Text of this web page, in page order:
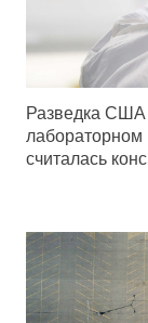
Разведка США
лабораторном
считалась